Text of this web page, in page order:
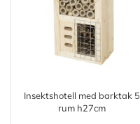
Insektshotell med barktak 5
rum h27cm